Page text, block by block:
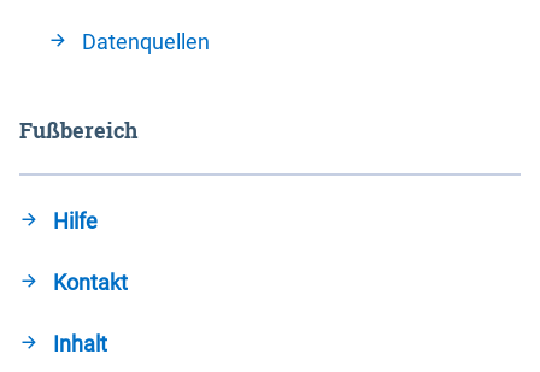
Datenquellen
Fußbereich
Hilfe
Kontakt
Inhalt